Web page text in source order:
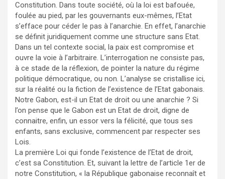
Constitution. Dans toute société, où la loi est bafouée,
foulée au pied, par les gouvernants eux-mêmes, l’Etat
s’efface pour céder le pas à l’anarchie. En effet, l’anarchie
se définit juridiquement comme une structure sans Etat.
Dans un tel contexte social, la paix est compromise et
ouvre la voie à l’arbitraire. L’interrogation ne consiste pas,
à ce stade de la réflexion, de pointer la nature du régime
politique démocratique, ou non. L’analyse se cristallise ici,
sur la réalité ou la fiction de l’existence de l’Etat gabonais.
Notre Gabon, est-il un Etat de droit ou une anarchie ? Si
l’on pense que le Gabon est un Etat de droit, digne de
connaitre, enfin, un essor vers la félicité, que tous ses
enfants, sans exclusive, commencent par respecter ses
Lois.
La première Loi qui fonde l’existence de l’Etat de droit,
c’est sa Constitution. Et, suivant la lettre de l’article 1er de
notre Constitution, « la République gabonaise reconnaît et